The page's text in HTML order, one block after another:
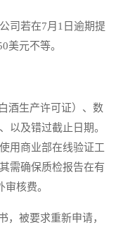
司若在7月1日逾期提
美元不等。
生产许可证）、数
以及错过截止日期。
用商业部在线验证工
需确保质检报告在有
核费。
被要求重新申请，